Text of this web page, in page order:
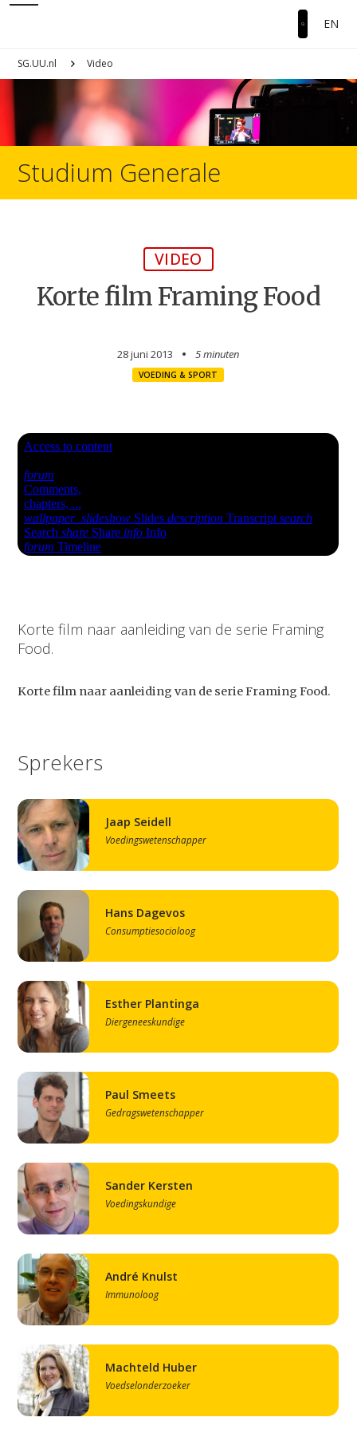
EN
SG.UU.nl Video
Studium Generale
VIDEO
Korte film Framing Food
28 juni 2013 5 minuten
VOEDING & SPORT
Korte film naar aanleiding van de serie Framing
Food.
Korte film naar aanleiding van de serie Framing Food.
Sprekers
Jaap Seidell
Voedingswetenschapper
Hans Dagevos
Consumptiesocioloog
Esther Plantinga
Diergeneeskundige
Paul Smeets
Gedragswetenschapper
Sander Kersten
Voedingskundige
André Knulst
Immunoloog
Machteld Huber
Voedselonderzoeker